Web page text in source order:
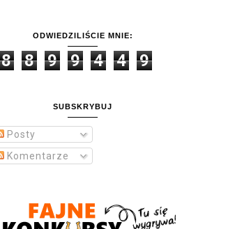
ODWIEDZILIŚCIE MNIE:
8 8 9 9 4 4 9
SUBSKRYBUJ
Posty
Komentarze